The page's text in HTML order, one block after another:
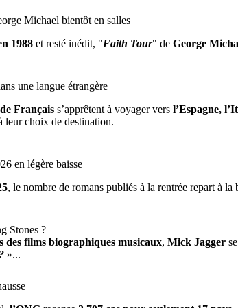
Michael bientôt en salles
1988 et resté inédit, "Faith Tour" de George
une langue étrangère
Français s’apprêtent à voyager vers l’Espagne,
leur choix de destination.
en légère baisse
, le nombre de romans publiés à la rentrée repart à la
Stones ?
des films biographiques musicaux, Mick Jagger
»...